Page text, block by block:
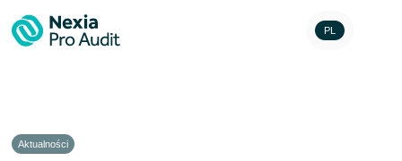
PL
Aktualności